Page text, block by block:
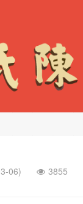
06)
3855